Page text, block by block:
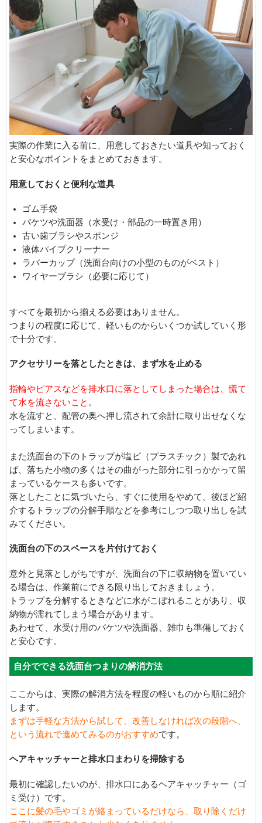
実際の作業に入る前に、用意しておきたい道具や知っておく
と安心なポイントをまとめておきます。
用意しておくと便利な道具
ゴム手袋
バケツや洗面器（水受け・部品の一時置き用）
古い歯ブラシやスポンジ
液体パイプクリーナー
ラバーカップ（洗面台向けの小型のものがベスト）
ワイヤーブラシ（必要に応じて）
すべてを最初から揃える必要はありません。
つまりの程度に応じて、軽いものからいくつか試していく形
で十分です。
アクセサリーを落としたときは、まず水を止める
指輪やピアスなどを排水口に落としてしまった場合は、慌て
て水を流さないこと 。
水を流すと、配管の奥へ押し流されて余計に取り出せなくな
ってしまいます。
また洗面台の下のトラップが塩ビ（プラスチック）製であれ
ば、落ちた小物の多くはその曲がった部分に引っかかって留
まっているケースも多いです。
落としたことに気づいたら、すぐに使用をやめて、後ほど紹
介するトラップの分解手順などを参考にしつつ取り出しを試
みてください。
洗面台の下のスペースを片付けておく
意外と見落としがちですが、洗面台の下に収納物を置いてい
る場合は、作業前にできる限り出しておきましょう。
トラップを分解するときなどに水がこぼれることがあり、収
納物が濡れてしまう場合があります。
あわせて、水受け用のバケツや洗面器、雑巾も準備しておく
と安心です。
自分でできる洗面台つまりの解消方法
ここからは、実際の解消方法を程度の軽いものから順に紹介
します。
まずは手軽な方法から試して、改善しなければ次の段階へ、
という流れで進めてみるのがおすすめです。
ヘアキャッチャーと排水口まわりを掃除する
最初に確認したいのが、排水口にあるヘアキャッチャー（ゴ
ミ受け）です。
ここに髪の毛やゴミが絡まっているだけなら、取り除くだけ